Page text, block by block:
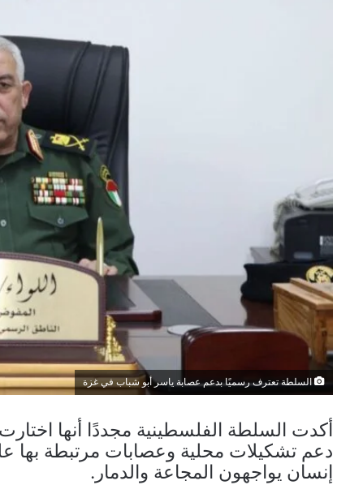
السلطة تعترف رسميًا بدعم عصابة ياسر أبو شباب في غزة
أكدت السلطة الفلسطينية مجددًا أنها
دعم تشكيلات محلية وعصابات مرتبطة بها
إنسان يواجهون المجاعة والدمار.